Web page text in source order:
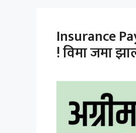
Insurance
! विमा जमा